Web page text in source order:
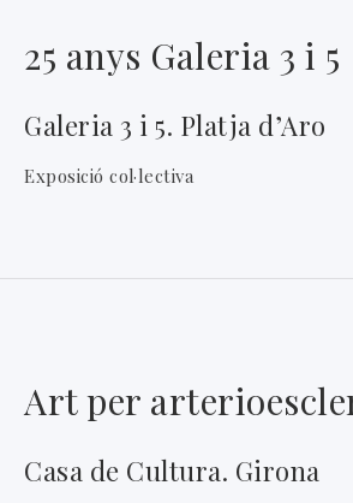
25 anys Galeria 3 i 5
Galeria 3 i 5. Platja d’Aro
Exposició col·lectiva
Art per
Casa de Cultura. Girona